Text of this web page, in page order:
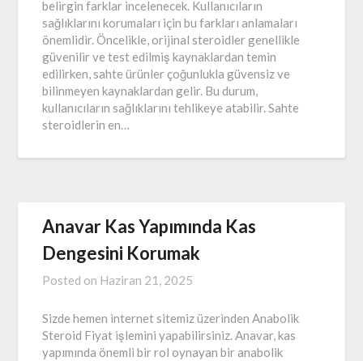
belirgin farklar incelenecek. Kullanıcıların
sağlıklarını korumaları için bu farkları anlamaları
önemlidir. Öncelikle, orijinal steroidler genellikle
güvenilir ve test edilmiş kaynaklardan temin
edilirken, sahte ürünler çoğunlukla güvensiz ve
bilinmeyen kaynaklardan gelir. Bu durum,
kullanıcıların sağlıklarını tehlikeye atabilir. Sahte
steroidlerin en…
Anavar Kas Yapımında Kas
Dengesini Korumak
Posted on Haziran 21, 2025
Sizde hemen internet sitemiz üzerinden Anabolik
Steroid Fiyat işlemini yapabilirsiniz. Anavar, kas
yapımında önemli bir rol oynayan bir anabolik